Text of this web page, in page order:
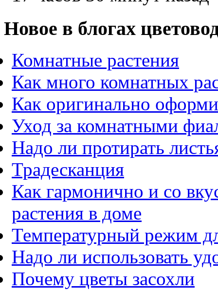
Новое в блогах
Комнатные растения
Как много комнатных
Как оригинально
Уход за комнатными
Надо ли протирать
Традесканция
Как гармонично и со
растения в доме
Температурный режим
Надо ли использовать
Почему цветы засохли